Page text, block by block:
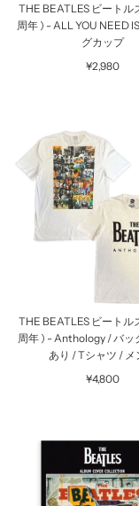
THE BEATLES ビートル
周年 ) - ALL YOU NEED
グカップ
¥2,980
THE BEATLES ビートル
周年 ) - Anthology / バッ
あり / Tシャツ / メ
¥4,800